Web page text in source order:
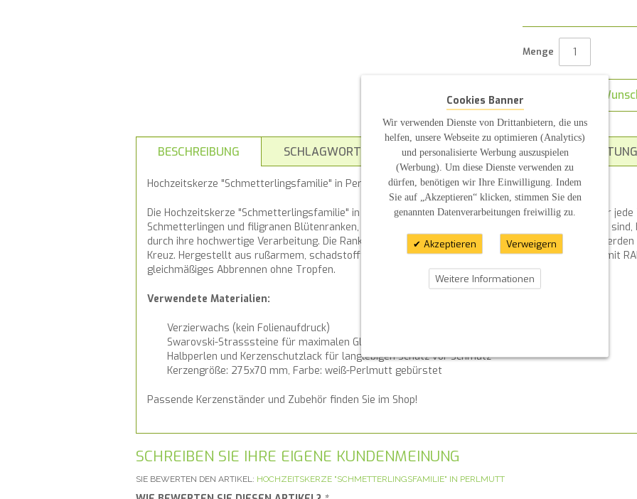
Menge
Auf den
BESCHREIBUNG SCHLAGWORT ZUSATZINFORMATION
Hochzeitskerze "Schmetterlingsfamilie" in Perlmutt
Die Hochzeitskerze "Schmetterlingsfamilie" in gebürstetem Perlmutt ist ein elegantes Highlight für jede
Schmetterlingen und filigranen Blütenranken, die mit funkelnden Swarovski-Strasssteinen verziert
durch ihre hochwertige Verarbeitung. Die Ranken können wahlweise in Silber oder Gold gestaltet
Kreuz. Hergestellt aus rußarmem, schadstofffreiem Wachs eines DEKRA-geprüften Fachbetriebs mit
gleichmäßiges Abbrennen ohne Tropfen.
Verwendete Materialien:
Verzierwachs (kein Folienaufdruck)
Swarovski-Strasssteine für maximalen Glanz
Halbperlen und Kerzenschutzlack für langlebigen Schutz vor Schmutz
Kerzengröße: 275x70 mm, Farbe: weiß-Perlmutt gebürstet
Passende Kerzenständer und Zubehör finden Sie im Shop!
SCHREIBEN SIE IHRE EIGENE KUNDENMEINUNG
SIE BEWERTEN DEN ARTIKEL: HOCHZEITSKERZE "SCHMETTERLINGSFAMILIE" IN PERLMUTT
Cookies Banner
Wir verwenden Dienste von Drittanbietern, die uns
helfen, unsere Webseite zu optimieren (Analytics)
und personalisierte Werbung auszuspielen
(Werbung). Um diese Dienste verwenden zu
dürfen, benötigen wir Ihre Einwilligung. Indem
Sie auf „Akzeptieren“ klicken, stimmen Sie den
genannten Datenverarbeitungen freiwillig zu.
Akzeptieren Verweigern
Weitere Informationen